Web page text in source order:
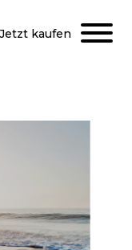
Jetzt kaufen